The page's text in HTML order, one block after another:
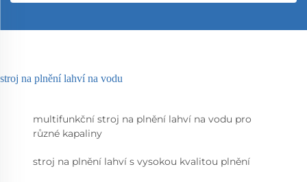
stroj na plnění lahví na vodu
multifunkční stroj na plnění lahví na vodu pro
různé kapaliny
stroj na plnění lahví s vysokou kvalitou plnění